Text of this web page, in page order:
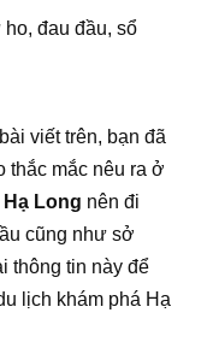
đau đầu, sổ
viết trên, bạn đã
thắc mắc nêu ra ở
Hạ Long nên đi
cũng như sở
thông tin này để
lịch khám phá Hạ